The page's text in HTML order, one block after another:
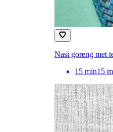
Nasi goreng met
15 min15